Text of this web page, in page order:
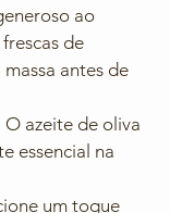
ao
de
antes de
azeite de oliva
essencial na
um toque